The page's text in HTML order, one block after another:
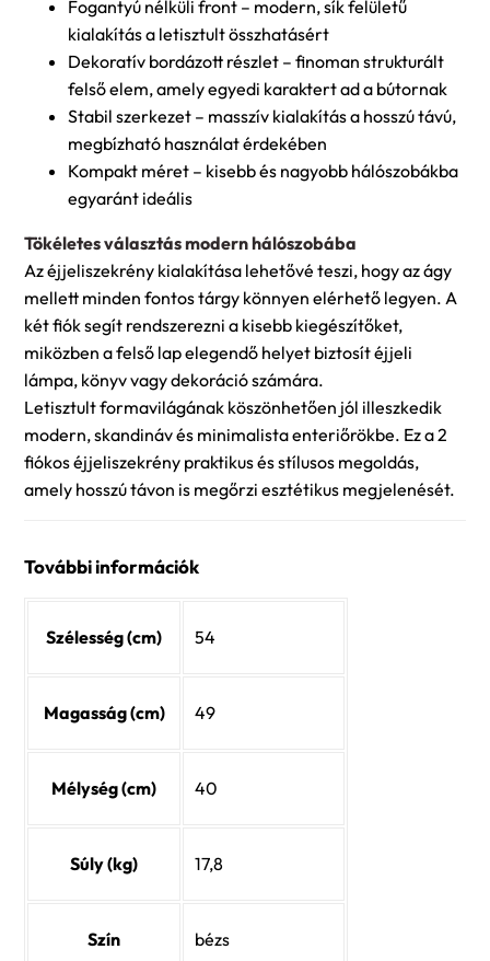
Fogantyú nélküli front – modern, sík felületű
kialakítás a letisztult összhatásért
Dekoratív bordázott részlet – finoman strukturált
felső elem, amely egyedi karaktert ad a bútornak
Stabil szerkezet – masszív kialakítás a hosszú távú,
megbízható használat érdekében
Kompakt méret – kisebb és nagyobb hálószobákba
egyaránt ideális
Tökéletes választás modern hálószobába
Az éjjeliszekrény kialakítása lehetővé teszi, hogy az ágy
mellett minden fontos tárgy könnyen elérhető legyen. A
két fiók segít rendszerezni a kisebb kiegészítőket,
miközben a felső lap elegendő helyet biztosít éjjeli
lámpa, könyv vagy dekoráció számára.
Letisztult formavilágának köszönhetően jól illeszkedik
modern, skandináv és minimalista enteriőrökbe. Ez a 2
fiókos éjjeliszekrény praktikus és stílusos megoldás,
amely hosszú távon is megőrzi esztétikus megjelenését.
További információk
Szélesség (cm) 54
Magasság (cm) 49
Mélység (cm) 40
Súly (kg) 17,8
Szín bézs